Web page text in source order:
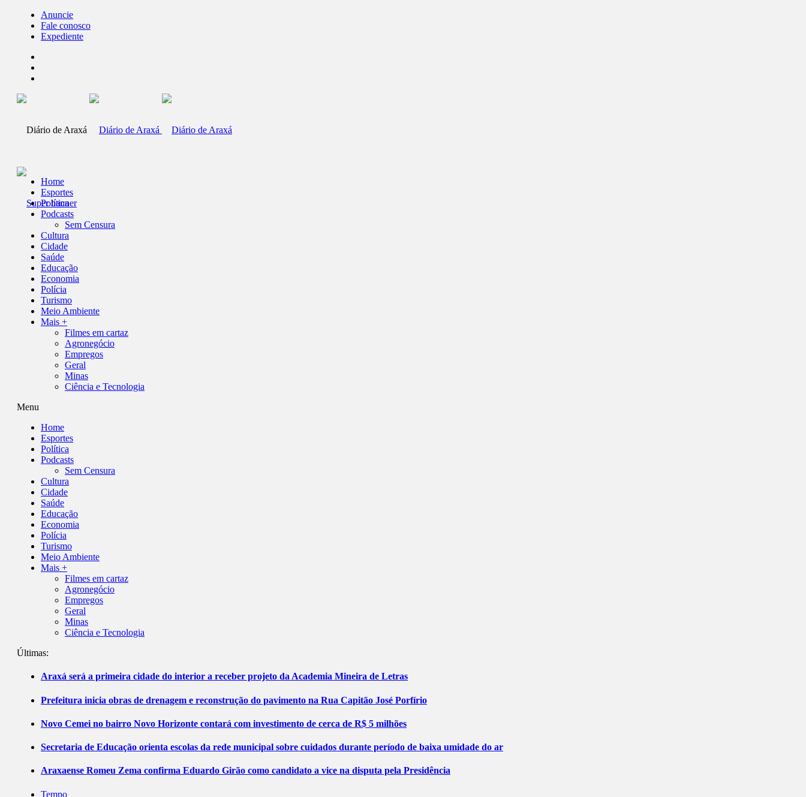
Anuncie
Fale conosco
Expediente
Home
Esportes
Política
Podcasts
Sem Censura
Cultura
Cidade
Saúde
Educação
Economia
Polícia
Turismo
Meio Ambiente
Mais +
Filmes em cartaz
Agronegócio
Empregos
Geral
Minas
Ciência e Tecnologia
Menu
Home
Esportes
Política
Podcasts
Sem Censura
Cultura
Cidade
Saúde
Educação
Economia
Polícia
Turismo
Meio Ambiente
Mais +
Filmes em cartaz
Agronegócio
Empregos
Geral
Minas
Ciência e Tecnologia
Últimas:
Araxá será a primeira cidade do interior a receber projeto da Academia Mineira de Letras
Prefeitura inicia obras de drenagem e reconstrução do pavimento na Rua Capitão José Porfírio
Novo Cemei no bairro Novo Horizonte contará com investimento de cerca de R$ 5 milhões
Secretaria de Educação orienta escolas da rede municipal sobre cuidados durante período de baixa umidade do ar
Araxaense Romeu Zema confirma Eduardo Girão como candidato a vice na disputa pela Presidência
Tempo